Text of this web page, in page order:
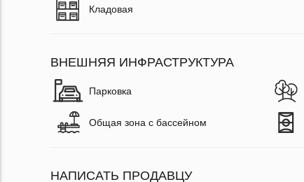
Кладовая
ВНЕШНЯЯ ИНФРАСТРУКТУРА
Парковка
Общая зона с бассейном
НАПИСАТЬ ПРОДАВЦУ